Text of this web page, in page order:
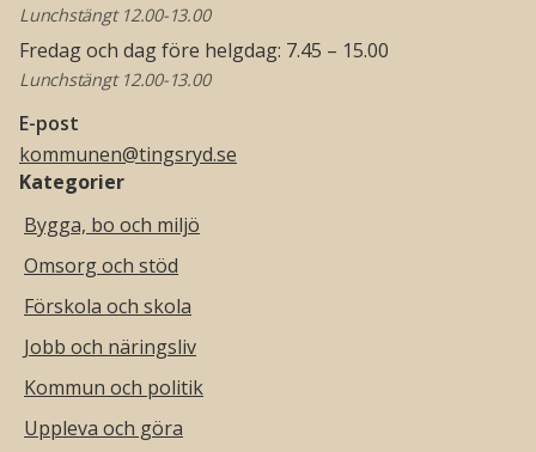
Lunchstängt 12.00-13.00
Fredag och dag före helgdag: 7.45 – 15.00
Lunchstängt 12.00-13.00
E-post
kommunen@tingsryd.se
Kategorier
Bygga, bo och miljö
Omsorg och stöd
Förskola och skola
Jobb och näringsliv
Kommun och politik
Uppleva och göra